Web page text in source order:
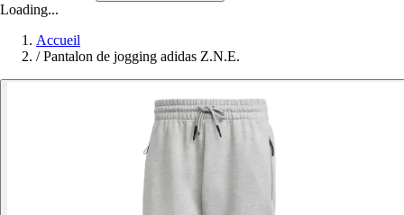
Loading...
Accueil
/ Pantalon de jogging adidas Z.N.E.